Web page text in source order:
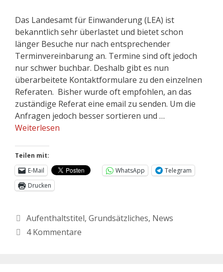
Das Landesamt für Einwanderung (LEA) ist
bekanntlich sehr überlastet und bietet schon
länger Besuche nur nach entsprechender
Terminvereinbarung an. Termine sind oft jedoch
nur schwer buchbar. Deshalb gibt es nun
überarbeitete Kontaktformulare zu den einzelnen
Referaten. Bisher wurde oft empfohlen, an das
zuständige Referat eine email zu senden. Um die
Anfragen jedoch besser sortieren und …
Weiterlesen
Teilen mit:
E-Mail
WhatsApp
Telegram
Drucken
Aufenthaltstitel, Grundsätzliches, News
4 Kommentare